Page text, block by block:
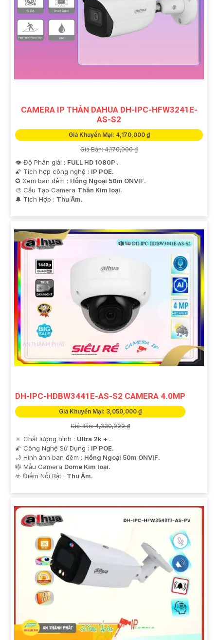
CAMERA IP THÂN DAHUA DH-IPC-HFW3241E-
AS-S2
Giá Khuyến Mại: 4,170,000 ₫
Giá Bán: 4,170,000 ₫
👁 Độ Phân giải : FULL HD 1080P .
🌠 Tích hợp công nghệ : IP POE.
✪ Xem ban đêm : Hồng Ngoại 50m ONVIF.
🎨 Cấu Tạo Camera Thân Kim loại.
️🔔 Tích Hợp : Thu Âm.
DH-IPC-HDBW3441E-AS-S2 CAMERA 4.0MP
Giá Khuyến Mại: 3,050,000 ₫
Giá Bán: 4,330,000 ₫
🔅 Chất lượng hình : Ultra 2k + .
🌠 Công Nghệ Sử Dụng : IP POE.
🌙 Hình ảnh ban đêm : Hồng Ngoại 50m ONVIF.
🎼️ Mẫu Camera Dome Kim loại.
️☣️ Điểm Nỗi Bật : Thu Âm.